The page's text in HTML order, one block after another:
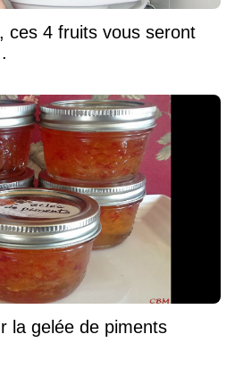
ces 4 fruits vous seront
la gelée de piments